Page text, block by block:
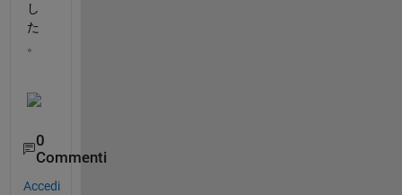
し
た
。
0
Commenti
Accedi